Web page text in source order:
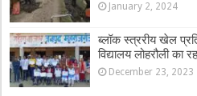
January 2, 2024
ब्लॉक स्त्ररीय खेल
विद्यालय लोहरौली का
December 23, 2023